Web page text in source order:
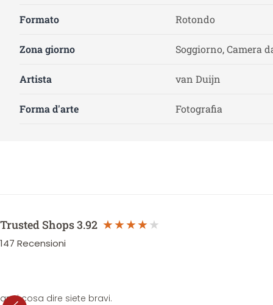
Formato Rotondo
Zona giorno Soggiorno, Camera
Artista van Duijn
Forma d'arte Fotografia
Trusted Shops3.92
147 Recensioni
cosa dire siete bravi.